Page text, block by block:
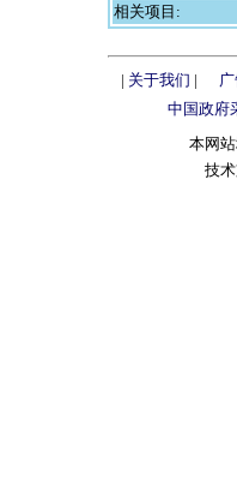
相关项目:
| 关于我们 |
中国政府
本网
技